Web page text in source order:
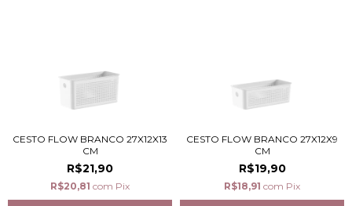
CESTO FLOW BRANCO 27X12X13
CM
R$21,90
R$20,81 com Pix
CESTO FLOW BRANCO 27X12X9
CM
R$19,90
R$18,91 com Pix